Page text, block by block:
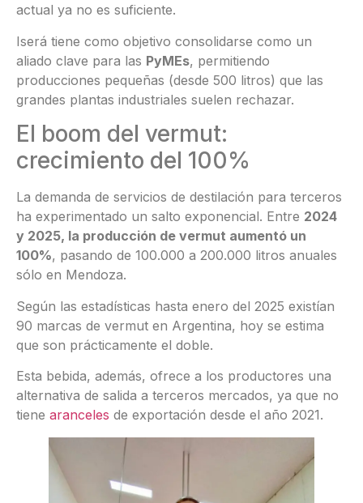
actual ya no es suficiente.
Iserá tiene como objetivo consolidarse como un
aliado clave para las PyMEs, permitiendo
producciones pequeñas (desde 500 litros) que las
grandes plantas industriales suelen rechazar.
El boom del vermut:
crecimiento del 100%
La demanda de servicios de destilación para terceros
ha experimentado un salto exponencial. Entre 2024
y 2025, la producción de vermut aumentó un
100%, pasando de 100.000 a 200.000 litros anuales
sólo en Mendoza.
Según las estadísticas hasta enero del 2025 existían
90 marcas de vermut en Argentina, hoy se estima
que son prácticamente el doble.
Esta bebida, además, ofrece a los productores una
alternativa de salida a terceros mercados, ya que no
tiene aranceles de exportación desde el año 2021.